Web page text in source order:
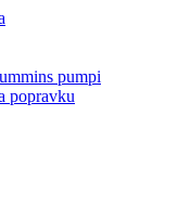
pumpi
popravku